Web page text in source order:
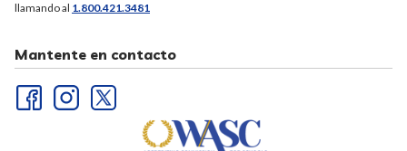
llamando al 1.800.421.3481
Mantente en contacto